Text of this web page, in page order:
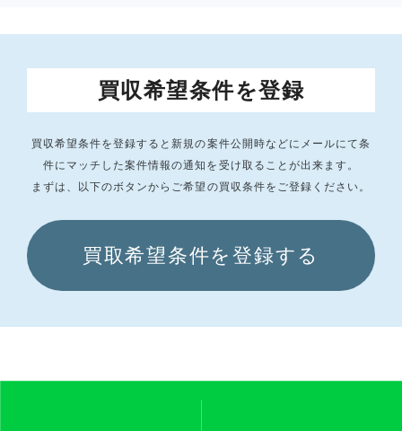
買収希望条件を登録
買収希望条件を登録すると新規の案件公開時などにメールにて条
件にマッチした案件情報の通知を受け取ることが出来ます。
まずは、以下のボタンからご希望の買収条件をご登録ください。
買取希望条件を登録する